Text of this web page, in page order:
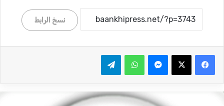
نسخ الرابط
واتساب